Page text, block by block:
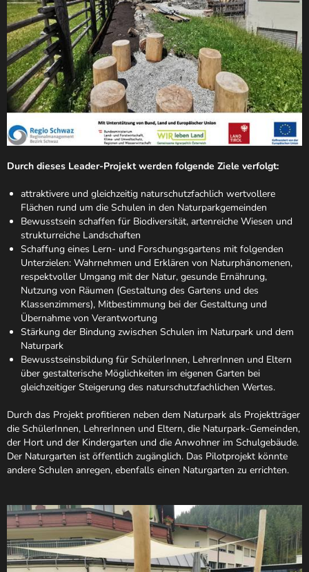
Durch dieses Leader-Projekt werden folgende Ziele verfolgt:
attraktivere und gleichzeitig naturschutzfachlich wertvollere
Flächen rund um die Schulen in den Naturparkgemeinden
Bewusstsein schaffen für Biodiversität, artenreiche Wiesen und
strukturreiche Landschaften
Schaffung eines Lern- und Forschungsgartens mit folgenden
Unterzielen: Wahrnehmen und Erklären von Naturphänomenen,
respektvoller Umgang mit der Natur, gesunde Ernährung,
Nutzung von Räumen (Gestaltung des Gartens und des
Klassenzimmers), Mitbestimmung bei der Gestaltung und
Übernahme von Verantwortung
Stärkung der Bindung zwischen Schulen im Naturpark und dem
Naturpark
Bewusstseinsbildung für SchülerInnen, LehrerInnen und Eltern
über gestalterische Möglichkeiten im eigenen Garten bei
gleichzeitiger Steigerung des naturschutzfachlichen Wertes.
Durch das Projekt profitieren neben dem Naturpark als Projektträger
die SchülerInnen, LehrerInnen und Eltern, die Naturpark-Gemeinden,
der Hort und der Kindergarten und die Anwohner im Schulgebäude.
Der Naturgarten ist öffentlich zugänglich. Das Pilotprojekt könnte
andere Schulen anregen, ebenfalls einen Naturgarten zu errichten.